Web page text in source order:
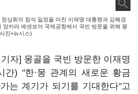
상회의 참석 일정을 마친 이재명 대통령과 김혜경
앙카라 에센보아 국제공항에서 국빈 방문을 위해 몽
진=뉴시스)
자] 몽골을 국빈 방문한 이재명
간) "한·몽 관계의 새로운 황금
는 계기가 되기를 기대한다"고